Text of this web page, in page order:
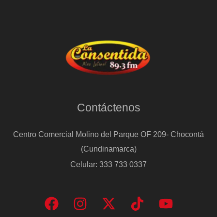
Contáctenos
Centro Comercial Molino del Parque OF 209- Chocontá
(Cundinamarca)
Celular: 333 733 0337